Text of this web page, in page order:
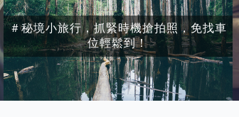
＃秘境小旅行，抓緊時機搶拍照，免找車
位輕鬆到！